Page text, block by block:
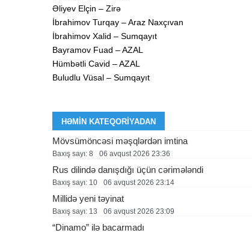
Əliyev Elçin – Zirə
İbrahimov Turqay – Araz Naxçıvan
İbrahimov Xalid – Sumqayıt
Bayramov Fuad – AZAL
Hümbətli Cavid – AZAL
Buludlu Vüsal – Sumqayıt
HƏMIN KATEQORIYADAN
Mövsümöncəsi məşqlərdən imtina
Baxış sayı: 8 06 avqust 2026 23:36
Rus dilində danışdığı üçün cərimələndi
Baxış sayı: 10 06 avqust 2026 23:14
Millidə yeni təyinat
Baxış sayı: 13 06 avqust 2026 23:09
“Dinamo” ilə bacarmadı